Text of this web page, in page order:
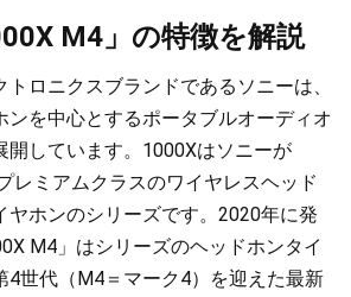
M4」の特徴を解説
ロニクスブランドであるソニーは、
ンを中心とするポータブルオーディオ
開しています。1000Xはソニーが
レミアムクラスのワイヤレスヘッド
ヤホンのシリーズです。2020年に発
M4」はシリーズのヘッドホンタイ
4世代（M4＝マーク4）を迎えた最新